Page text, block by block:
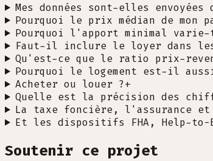
Mes données sont-elles envoyées
Pourquoi le prix médian de
Pourquoi l'apport minimal
Faut-il inclure le loyer dans les
Qu'est-ce que le ratio prix-
Pourquoi le logement est-il
Acheter ou louer ?+
Quelle est la précision des
La taxe foncière, l'assurance
Et les dispositifs FHA, Help-to-
Soutenir ce projet